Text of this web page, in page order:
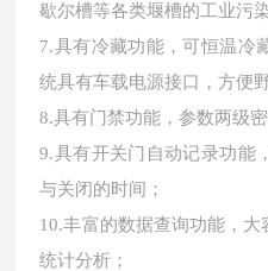
歇尔槽等各类堰槽的工业污
7.具有冷藏功能，可恒温冷
统具有车载电源接口，方便
8.具有门禁功能，参数两级
9.具有开关门自动记录功能
与关闭的时间；
10.丰富的数据查询功能，
统计分析；